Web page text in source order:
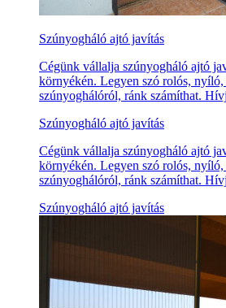
Szúnyogháló ajtó javítás
Cégünk vállalja szúnyogháló ajtó
környékén. Legyen szó rolós,
szúnyoghálóról, ránk számíthat.
Szúnyogháló ajtó javítás
Cégünk vállalja szúnyogháló ajtó
környékén. Legyen szó rolós,
szúnyoghálóról, ránk számíthat.
Szúnyogháló ajtó javítás